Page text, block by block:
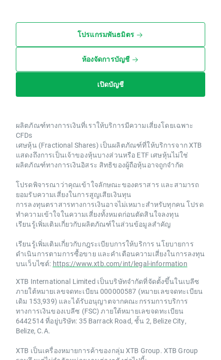
โปรแกรมพันธมิตร
ห้องจัดการบัญชี
เปิดบัญชี
ผลิตภัณฑ์ทางการเงินที่เราให้บริการมีความเสี่ยงโดยเฉพาะ
CFDs
เศษหุ้น (Fractional Shares) เป็นผลิตภัณฑ์ที่ให้บริการจาก XTB
แสดงถึงการเป็นเจ้าของหุ้นบางส่วนหรือ ETF เศษหุ้นไม่ใช่
ผลิตภัณฑ์ทางการเงินอิสระ สิทธิของผู้ถือหุ้นอาจถูกจำกัด
โปรดพิจารณาว่าคุณเข้าใจลักษณะของตราสาร และสามารถ
ยอมรับความเสี่ยงในการสูญเสียเงินทุน
การลงทุนตราสารทางการเงินอาจไม่เหมาะสำหรับทุกคน โปรด
ทำความเข้าใจในความเสี่ยงทั้งหมดก่อนตัดสินใจลงทุน
เรียนรู้เพิ่มเติมเกี่ยวกับผลิตภัณฑ์ในส่วนข้อมูลสำคัญ
เรียนรู้เพิ่มเติมเกี่ยวกับกฎระเบียบการให้บริการ นโยบายการ
ดำเนินการตามการซื้อขาย และคำเตือนความเสี่ยงในการลงทุน
บนเว็บไซต์: https://www.xtb.com/int/legal-information
XTB International Limited เป็นบริษัทจำกัดที่จัดตั้งขึ้นในเบลีซ
ภายใต้หมายเลขจดทะเบียน 000000587 (หมายเลขจดทะเบียน
เดิม 153,939) และได้รับอนุญาตจากคณะกรรมการบริการ
ทางการเงินของเบลีซ (FSC) ภายใต้หมายเลขจดทะเบียน
6442514 ที่อยู่บริษัท: 35 Barrack Road, ชั้น 2, Belize City,
Belize, C.A.
XTB เป็นเครื่องหมายการค้าของกลุ่ม XTB Group. XTB Group